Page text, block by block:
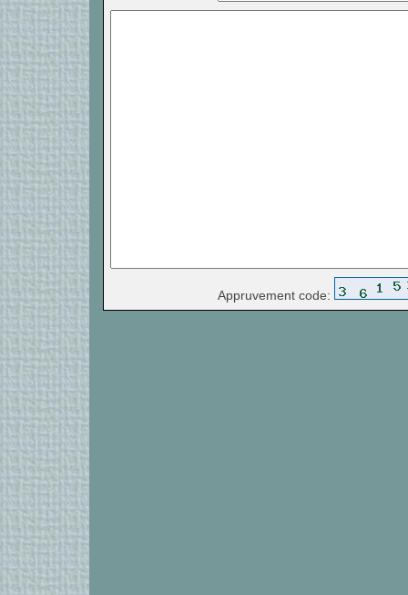
Appruvement code: